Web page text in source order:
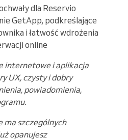
dla Reservio
GetApp, podkreślające
i łatwość wdrożenia
online
internetowe i aplikacja
UX, czysty i dobry
powiadomienia,
ma szczególnych
opanujesz